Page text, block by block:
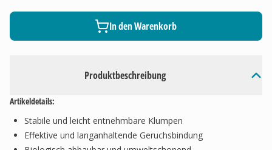
Produktbeschreibung
Artikeldetails:
Stabile und leicht entnehmbare Klumpen
Effektive und langanhaltende Geruchsbindung
In den Warenkorb